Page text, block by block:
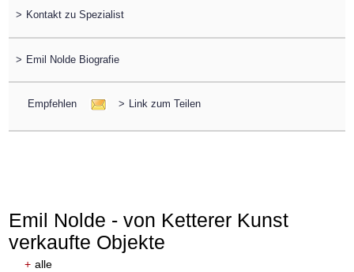
> Kontakt zu Spezialist
> Emil Nolde Biografie
Empfehlen > Link zum Teilen
Emil Nolde - von Ketterer Kunst
verkaufte Objekte
+ alle